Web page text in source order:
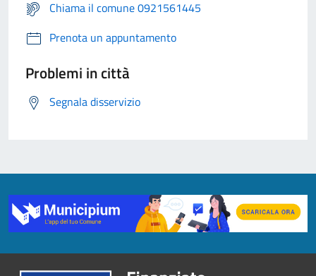
Chiama il comune 0921561445
Prenota un appuntamento
Problemi in città
Segnala disservizio